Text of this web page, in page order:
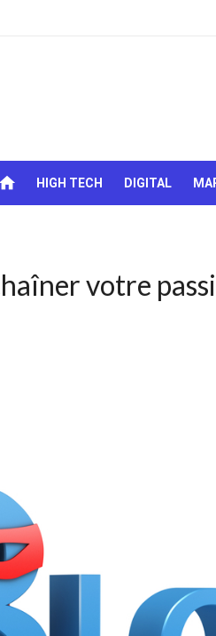
home HIGH TECH DIGITAL
votre